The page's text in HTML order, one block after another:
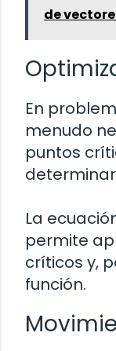
de
En
menudo
puntos
La
permite
críticos y,
función.